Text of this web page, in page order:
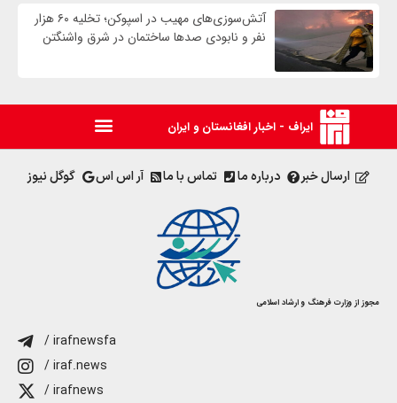
آتش‌سوزی‌های مهیب در اسپوکن؛ تخلیه ۶۰ هزار
نفر و نابودی صدها ساختمان در شرق واشنگتن
ایراف - اخبار افغانستان و ایران
ارسال خبر درباره ما تماس با ما آر اس اس گوگل نیوز
مجوز از وزارت فرهنگ و ارشاد اسلامی
/ irafnewsfa
/ iraf.news
/ irafnews